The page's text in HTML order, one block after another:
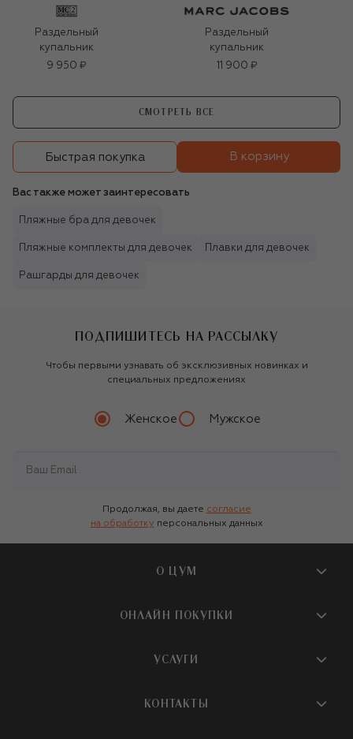
Раздельный
купальник
9 950 ₽
Раздельный
купальник
11 900 ₽
СМОТРЕТЬ ВСЕ
Быстрая покупка В корзину
Вас также может заинтересовать
Пляжные бра для девочек
Пляжные комплекты для девочек Плавки для девочек
Рашгарды для девочек
ПОДПИШИТЕСЬ НА РАССЫЛКУ
Чтобы первыми узнавать об эксклюзивных новинках и
специальных предложениях
Женское Мужское
Продолжая, вы даете согласие
на обработку персональных данных
О ЦУМ
О магазине
Бутики и ПВЗ ЦУМ
ОНЛАЙН ПОКУПКИ
Доставка
УСЛУГИ
КОНТАКТЫ